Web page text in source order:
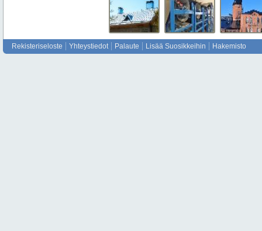
Rekisteriseloste Yhteystiedot Palaute Lisää Suosikkeihin Hakemisto